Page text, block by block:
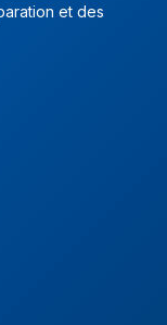
et des